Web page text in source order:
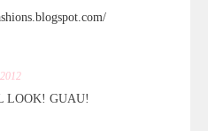
LOOK! GUAU!